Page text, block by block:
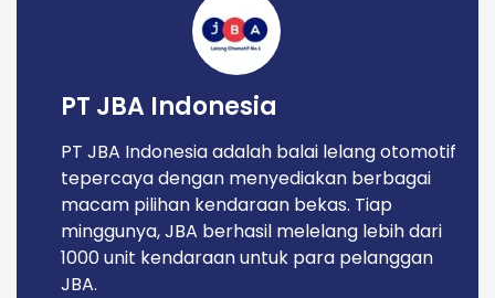
PT JBA Indonesia
PT JBA Indonesia adalah balai lelang otomotif
tepercaya dengan menyediakan berbagai
macam pilihan kendaraan bekas. Tiap
minggunya, JBA berhasil melelang lebih dari
1000 unit kendaraan untuk para pelanggan
JBA.